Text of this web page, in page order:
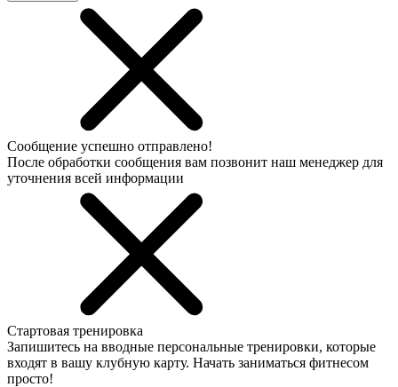
Сообщение успешно отправлено!
После обработки сообщения вам позвонит наш менеджер для
уточнения всей информации
Стартовая тренировка
Запишитесь на вводные персональные тренировки, которые
входят в вашу клубную карту. Начать заниматься фитнесом
просто!